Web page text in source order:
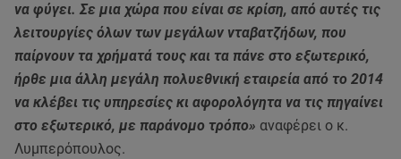
να φύγει. Σε μια χώρα που είναι σε κρίση, από αυτές τις
λειτουργίες όλων των μεγάλων νταβατζήδων, που
παίρνουν τα χρήματά τους και τα πάνε στο εξωτερικό,
ήρθε μια άλλη μεγάλη πολυεθνική εταιρεία από το 2014
να κλέβει τις υπηρεσίες κι αφορολόγητα να τις πηγαίνει
στο εξωτερικό, με παράνομο τρόπο» αναφέρει ο κ.
Λυμπερόπουλος.